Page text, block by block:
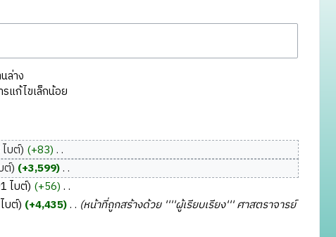
ล่าง
แก้ไขเล็กน้อย
บต์ +83 ‎
ต์ +3,599 ‎
ไบต์ +56 ‎
บต์ +4,435 ‎
หน้าที่ถูกสร้างด้วย ''''ผู้เรียบเรียง''' ศาสตราจารย์